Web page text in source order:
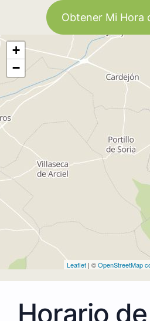
Obtener Mi Hora
+
−
Leaflet | ©OpenStreetMap
Horario